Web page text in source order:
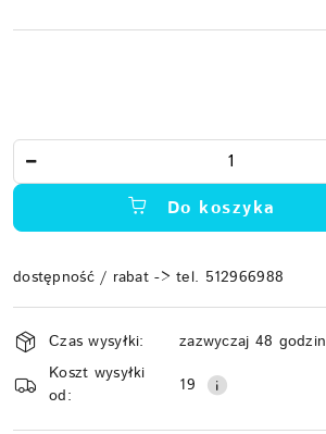
Do koszyka
dostępność / rabat -> tel. 512966988
Wyślij
Dostępność
i
dostawa
Czas wysyłki:
zazwyczaj 48 godzin
Koszt wysyłki
od:
19